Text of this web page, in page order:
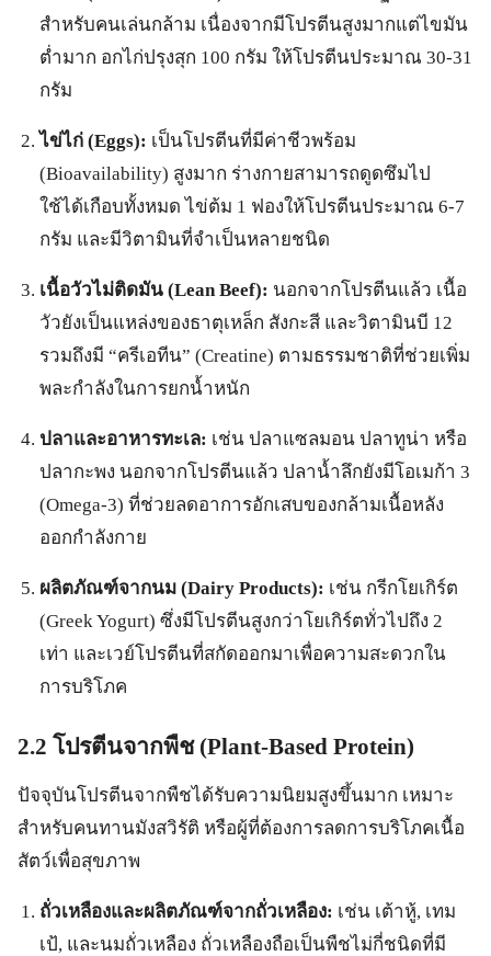
สำหรับคนเล่นกล้าม เนื่องจากมีโปรตีนสูงมากแต่ไขมัน
ต่ำมาก อกไก่ปรุงสุก 100 กรัม ให้โปรตีนประมาณ 30-31
กรัม
ไข่ไก่ (Eggs): เป็นโปรตีนที่มีค่าชีวพร้อม
(Bioavailability) สูงมาก ร่างกายสามารถดูดซึมไป
ใช้ได้เกือบทั้งหมด ไข่ต้ม 1 ฟองให้โปรตีนประมาณ 6-7
กรัม และมีวิตามินที่จำเป็นหลายชนิด
เนื้อวัวไม่ติดมัน (Lean Beef): นอกจากโปรตีนแล้ว เนื้อ
วัวยังเป็นแหล่งของธาตุเหล็ก สังกะสี และวิตามินบี 12
รวมถึงมี “ครีเอทีน” (Creatine) ตามธรรมชาติที่ช่วยเพิ่ม
พละกำลังในการยกน้ำหนัก
ปลาและอาหารทะเล: เช่น ปลาแซลมอน ปลาทูน่า หรือ
ปลากะพง นอกจากโปรตีนแล้ว ปลาน้ำลึกยังมีโอเมก้า 3
(Omega-3) ที่ช่วยลดอาการอักเสบของกล้ามเนื้อหลัง
ออกกำลังกาย
ผลิตภัณฑ์จากนม (Dairy Products): เช่น กรีกโยเกิร์ต
(Greek Yogurt) ซึ่งมีโปรตีนสูงกว่าโยเกิร์ตทั่วไปถึง 2
เท่า และเวย์โปรตีนที่สกัดออกมาเพื่อความสะดวกใน
การบริโภค
2.2 โปรตีนจากพืช (Plant-Based Protein)
ปัจจุบันโปรตีนจากพืชได้รับความนิยมสูงขึ้นมาก เหมาะ
สำหรับคนทานมังสวิรัติ หรือผู้ที่ต้องการลดการบริโภคเนื้อ
สัตว์เพื่อสุขภาพ
ถั่วเหลืองและผลิตภัณฑ์จากถั่วเหลือง: เช่น เต้าหู้, เทม
เป้, และนมถั่วเหลือง ถั่วเหลืองถือเป็นพืชไม่กี่ชนิดที่มี